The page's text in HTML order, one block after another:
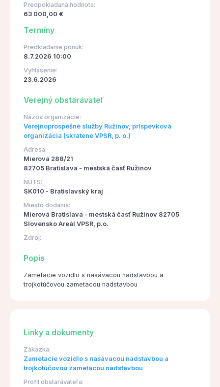
Predpokladaná hodnota:
63 000,00 €
Termíny
Predkladanie ponúk:
8.7.2026 10:00
Vyhlásenie:
23.6.2026
Verejný obstarávateľ
Názov organizácie:
Verejnoprospešné služby Ružinov, príspevková
organizácia (skrátene VPSR, p. o.)
Adresa:
Mierová 288/21
82705 Bratislava - mestská časť Ružinov
NUTS:
SK010 - Bratislavský kraj
Miesto dodania:
Mierová Bratislava - mestská časť Ružinov 82705
Slovensko Areál VPSR, p.o.
Zdroj:
Popis
Zametacie vozidlo s nasávacou nadstavbou a
trojkotúčovou zametacou nadstavbou
Linky a dokumenty
Zákazka:
Zametacie vozidlo s nasávacou nadstavbou a
trojkotúčovou zametacou nadstavbou
Profil obstarávateľa: